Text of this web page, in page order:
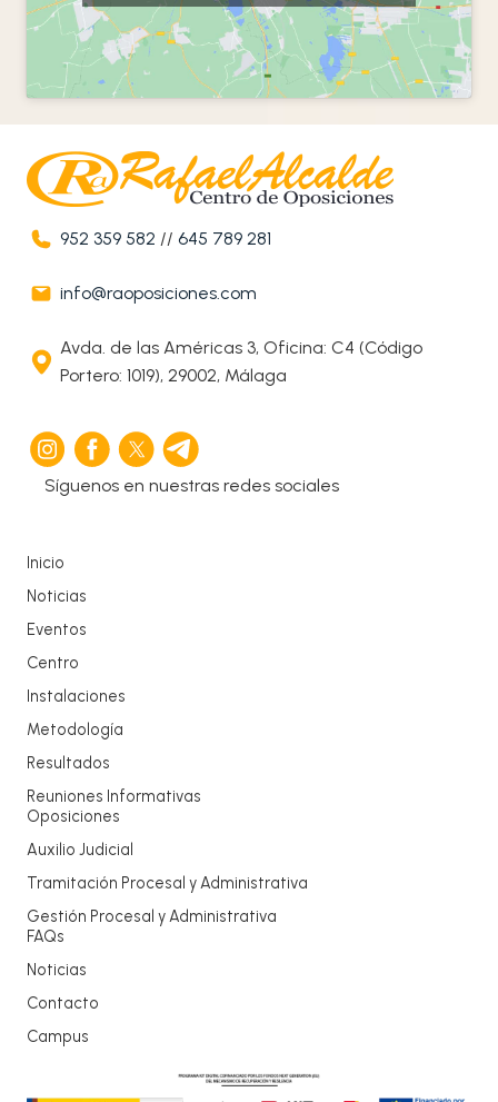
952 359 582 //645 789 281
info@raoposiciones.com
Avda. de las Américas 3, Oficina: C4 (Código
Portero: 1019), 29002, Málaga
Síguenos en nuestras redes sociales
Inicio
Noticias
Eventos
Centro
Instalaciones
Metodología
Resultados
Reuniones Informativas
Oposiciones
Auxilio Judicial
Tramitación Procesal y Administrativa
Gestión Procesal y Administrativa
FAQs
Noticias
Contacto
Campus